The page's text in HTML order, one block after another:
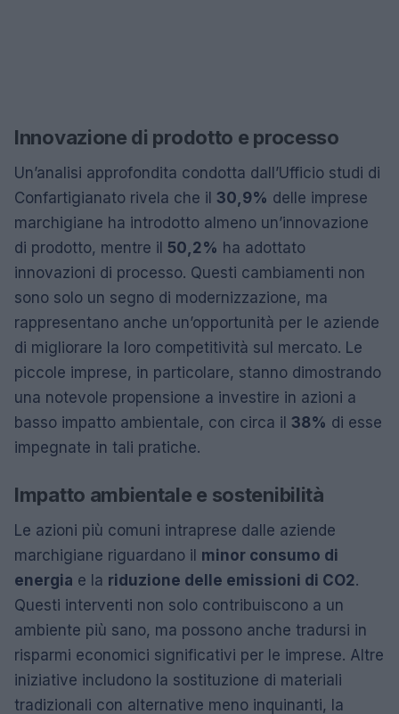
Innovazione di prodotto e processo
Un’analisi approfondita condotta dall’Ufficio studi di
Confartigianato rivela che il 30,9% delle imprese
marchigiane ha introdotto almeno un’innovazione
di prodotto, mentre il 50,2% ha adottato
innovazioni di processo. Questi cambiamenti non
sono solo un segno di modernizzazione, ma
rappresentano anche un’opportunità per le aziende
di migliorare la loro competitività sul mercato. Le
piccole imprese, in particolare, stanno dimostrando
una notevole propensione a investire in azioni a
basso impatto ambientale, con circa il 38% di esse
impegnate in tali pratiche.
Impatto ambientale e sostenibilità
Le azioni più comuni intraprese dalle aziende
marchigiane riguardano il minor consumo di
energia e la riduzione delle emissioni di CO2.
Questi interventi non solo contribuiscono a un
ambiente più sano, ma possono anche tradursi in
risparmi economici significativi per le imprese. Altre
iniziative includono la sostituzione di materiali
tradizionali con alternative meno inquinanti, la